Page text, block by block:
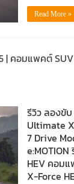
Read More »
| คอมแพคต์
รีวิว ลองขั
Ultimate
7 Drive
HEV คอม
X-Force